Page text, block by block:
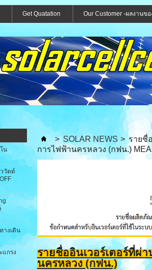
Get Quatation Our Customer -ผลงานขอ
น
ววัตต์
างเดิน
แกรง
> SOLAR NEWS > รายชื่
การไฟฟ้านครหลวง (กฟน.) MEA
รายชื่ออินเวอร์เตอร์ที่ผ่
นครหลวง (กฟน.)